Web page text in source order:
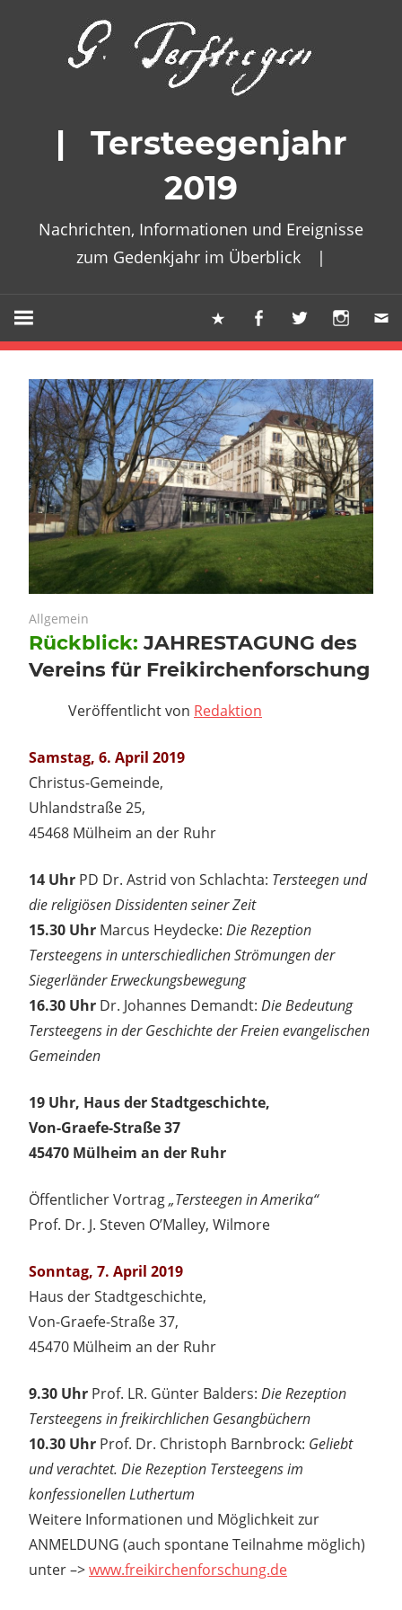
| Tersteegenjahr
2019
Nachrichten, Informationen und Ereignisse
zum Gedenkjahr im Überblick |
28. Februar 2019
Keine Kommentare
Allgemein
Rückblick: JAHRESTAGUNG des
Vereins für Freikirchenforschung
Veröffentlicht von Redaktion
Samstag, 6. April 2019
Christus-Gemeinde,
Uhlandstraße 25,
45468 Mülheim an der Ruhr
14 Uhr PD Dr. Astrid von Schlachta: Tersteegen und
die religiösen Dissidenten seiner Zeit
15.30 Uhr Marcus Heydecke: Die Rezeption
Tersteegens in unterschiedlichen Strömungen der
Siegerländer Erweckungsbewegung
16.30 Uhr Dr. Johannes Demandt: Die Bedeutung
Tersteegens in der Geschichte der Freien evangelischen
Gemeinden
19 Uhr, Haus der Stadtgeschichte,
Von-Graefe-Straße 37
45470 Mülheim an der Ruhr
Öffentlicher Vortrag„Tersteegen in Amerika“
Prof. Dr. J. Steven O’Malley, Wilmore
Sonntag, 7. April 2019
Haus der Stadtgeschichte,
Von-Graefe-Straße 37,
45470 Mülheim an der Ruhr
9.30 Uhr Prof. LR. Günter Balders: Die Rezeption
Tersteegens in freikirchlichen Gesangbüchern
10.30 Uhr Prof. Dr. Christoph Barnbrock: Geliebt
und verachtet. Die Rezeption Tersteegens im
konfessionellen Luthertum
Weitere Informationen und Möglichkeit zur
ANMELDUNG (auch spontane Teilnahme möglich)
unter –>www.freikirchenforschung.de